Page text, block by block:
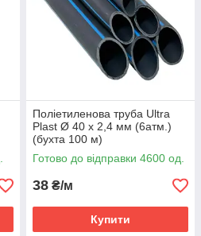
Поліетиленова труба Ultra
Plast Ø 40 х 2,4 мм (6атм.)
(бухта 100 м)
Готово до відправки 4600 од.
38 ₴/м
Купити